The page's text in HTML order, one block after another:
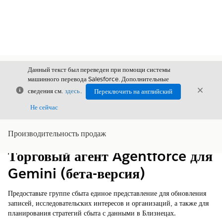
Закрыть
Данный текст был переведен при помощи системы
машинного перевода Salesforce. Дополнительные
сведения см. здесь.
Переключить на английский
Не сейчас
Производительность продаж
Показать содержание
Содержание
Торговый агент Agentforce для
Gemini (бета-версия)
Предоставьте группе сбыта единое представление для обновления
записей, исследовательских интересов и организаций, а также для
планирования стратегий сбыта с данными в Близнецах.